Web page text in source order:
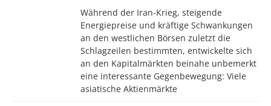
Während der Iran-Krieg, steigende
Energiepreise und kräftige Schwankungen
an den westlichen Börsen zuletzt die
Schlagzeilen bestimmten, entwickelte sich
an den Kapitalmärkten beinahe unbemerkt
eine interessante Gegenbewegung: Viele
asiatische Aktienmärkte